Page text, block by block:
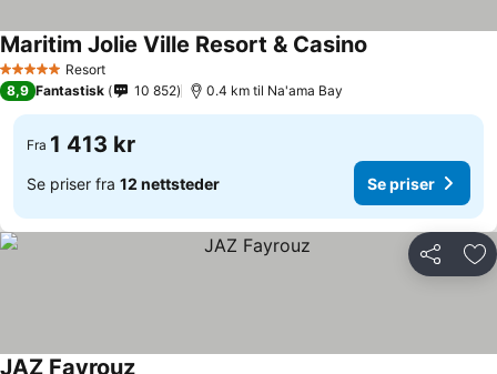
5 Stjerner Resort
Maritim Jolie Ville Resort & Casino
8,9 Fantastisk 10 852 0.4 km til Na'ama Bay
Fra 1 413 kr
Se priser fra 12 nettsteder Se priser
Del
JAZ Fayrouz